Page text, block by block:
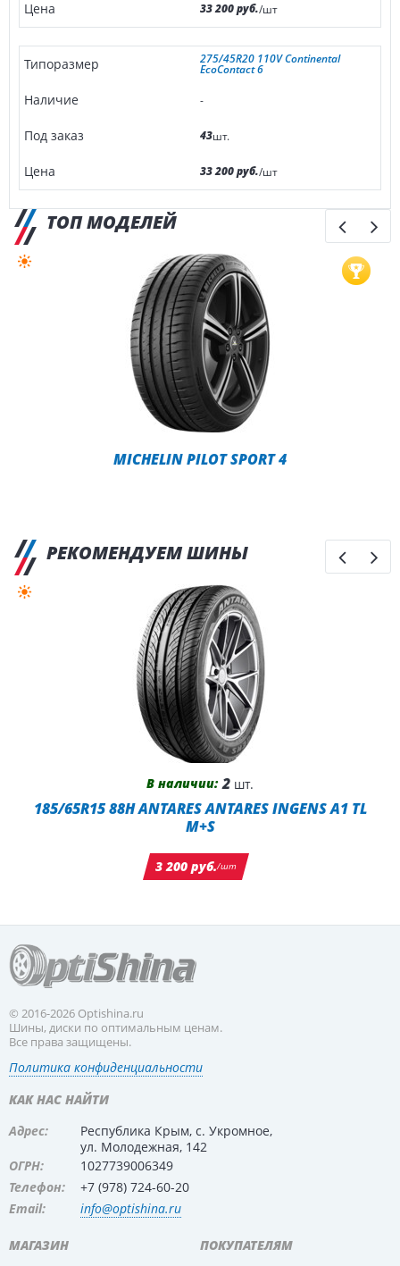
33 200 руб./шт
275/45R20 110V Continental
EcoContact 6
-
43шт.
33 200 руб./шт
ТОП МОДЕЛЕЙ
MICHELIN PILOT SPORT 4
РЕКОМЕНДУЕМ ШИНЫ
В наличии: 2 шт.
185/65R15 88H ANTARES ANTARES INGENS A1 TL
M+S
3 200 руб./шт
МАГАЗИН ПОКУПАТЕЛЯМ
© 2016-2026 Optishina.ru
Шины, диски по оптимальным ценам.
Все права защищены.
Политика конфиденциальности
КАК НАС НАЙТИ
Адрес:
Республика Крым, с. Укромное,
ул. Молодежная, 142
ОГРН:
1027739006349
Телефон:
+7 (978) 724-60-20
Email:
info@optishina.ru